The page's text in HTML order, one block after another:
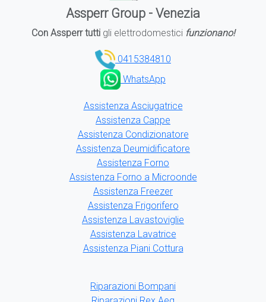
Assperr Group - Venezia
Con Assperr tuttigli elettrodomestici funzionano!
0415384810
WhatsApp
Assistenza Asciugatrice
Assistenza Cappe
Assistenza Condizionatore
Assistenza Deumidificatore
Assistenza Forno
Assistenza Forno a Microonde
Assistenza Freezer
Assistenza Frigorifero
Assistenza Lavastoviglie
Assistenza Lavatrice
Assistenza Piani Cottura
Riparazioni Bompani